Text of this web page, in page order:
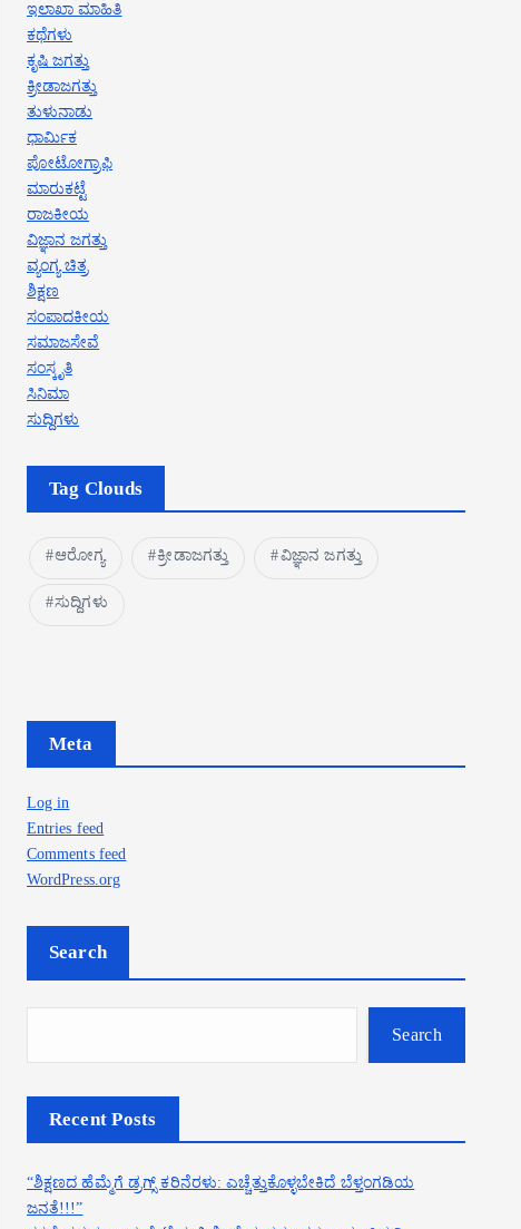
ಇಲಾಖಾ ಮಾಹಿತಿ
ಕಥೆಗಳು
ಕೃಷಿ ಜಗತ್ತು
ಕ್ರೀಡಾಜಗತ್ತು
ತುಳುನಾಡು
ಧಾರ್ಮಿಕ
ಪೋಟೋಗ್ರಾಫಿ
ಮಾರುಕಟ್ಟೆ
ರಾಜಕೀಯ
ವಿಜ್ಞಾನ ಜಗತ್ತು
ವ್ಯಂಗ್ಯ ಚಿತ್ರ
ಶಿಕ್ಷಣ
ಸಂಪಾದಕೀಯ
ಸಮಾಜಸೇವೆ
ಸಂಸ್ಕೃತಿ
ಸಿನಿಮಾ
ಸುದ್ದಿಗಳು
Tag Clouds
ಆರೋಗ್ಯ ಕ್ರೀಡಾಜಗತ್ತು ವಿಜ್ಞಾನ ಜಗತ್ತು
ಸುದ್ದಿಗಳು
Meta
Log in
Entries feed
Comments feed
WordPress.org
Search
Search
Recent Posts
“ಶಿಕ್ಷಣದ ಹೆಮ್ಮೆಗೆ ಡ್ರಗ್ಸ್ ಕರಿನೆರಳು: ಎಚ್ಚೆತ್ತುಕೊಳ್ಳಬೇಕಿದೆ ಬೆಳ್ತಂಗಡಿಯ
ಜನತೆ!!!”